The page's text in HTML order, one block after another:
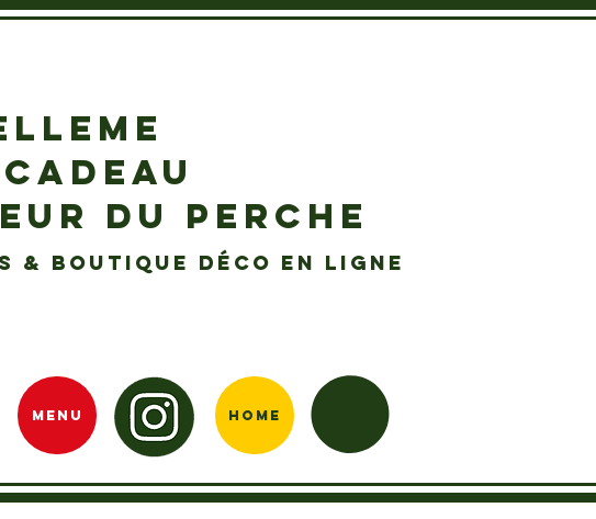
DU PERCHE
& boutique déco en ligne
MENU Home